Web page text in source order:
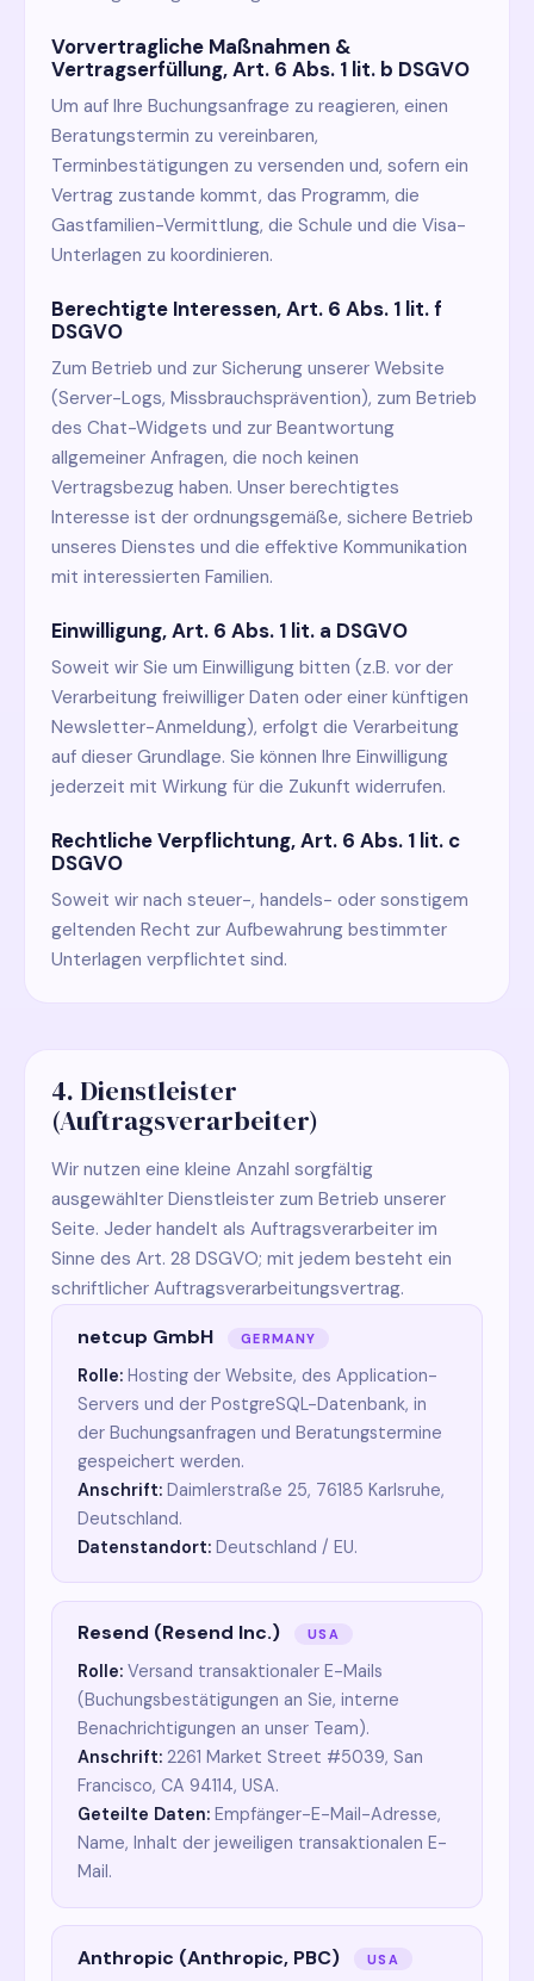
Vorvertragliche Maßnahmen &
Vertragserfüllung, Art. 6 Abs. 1 lit. b DSGVO
Um auf Ihre Buchungsanfrage zu reagieren, einen
Beratungstermin zu vereinbaren,
Terminbestätigungen zu versenden und, sofern ein
Vertrag zustande kommt, das Programm, die
Gastfamilien-Vermittlung, die Schule und die Visa-
Unterlagen zu koordinieren.
Berechtigte Interessen, Art. 6 Abs. 1 lit. f
DSGVO
Zum Betrieb und zur Sicherung unserer Website
(Server-Logs, Missbrauchsprävention), zum Betrieb
des Chat-Widgets und zur Beantwortung
allgemeiner Anfragen, die noch keinen
Vertragsbezug haben. Unser berechtigtes
Interesse ist der ordnungsgemäße, sichere Betrieb
unseres Dienstes und die effektive Kommunikation
mit interessierten Familien.
Einwilligung, Art. 6 Abs. 1 lit. a DSGVO
Soweit wir Sie um Einwilligung bitten (z.B. vor der
Verarbeitung freiwilliger Daten oder einer künftigen
Newsletter-Anmeldung), erfolgt die Verarbeitung
auf dieser Grundlage. Sie können Ihre Einwilligung
jederzeit mit Wirkung für die Zukunft widerrufen.
Rechtliche Verpflichtung, Art. 6 Abs. 1 lit. c
DSGVO
Soweit wir nach steuer-, handels- oder sonstigem
geltenden Recht zur Aufbewahrung bestimmter
Unterlagen verpflichtet sind.
4. Dienstleister
(Auftragsverarbeiter)
Wir nutzen eine kleine Anzahl sorgfältig
ausgewählter Dienstleister zum Betrieb unserer
Seite. Jeder handelt als Auftragsverarbeiter im
Sinne des Art. 28 DSGVO; mit jedem besteht ein
schriftlicher Auftragsverarbeitungsvertrag.
netcup GmbH GERMANY
Rolle: Hosting der Website, des Application-
Servers und der PostgreSQL-Datenbank, in
der Buchungsanfragen und Beratungstermine
gespeichert werden.
Anschrift: Daimlerstraße 25, 76185 Karlsruhe,
Deutschland.
Datenstandort: Deutschland / EU.
Resend (Resend Inc.) USA
Rolle: Versand transaktionaler E-Mails
(Buchungsbestätigungen an Sie, interne
Benachrichtigungen an unser Team).
Anschrift: 2261 Market Street #5039, San
Francisco, CA 94114, USA.
Geteilte Daten: Empfänger-E-Mail-Adresse,
Name, Inhalt der jeweiligen transaktionalen E-
Mail.
Anthropic (Anthropic, PBC) USA